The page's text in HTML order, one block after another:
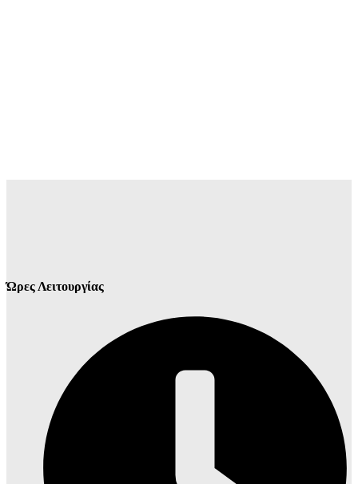
Ώρες Λειτουργίας